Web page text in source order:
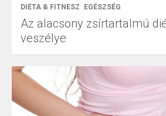
DIÉTA & FITNESZ EGÉSZSÉG
Az alacsony zsírtartalmú
veszélye